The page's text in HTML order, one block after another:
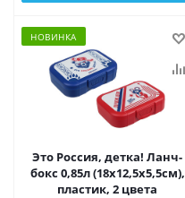
НОВИНКА
Это Россия, детка! Ланч-
бокс 0,85л (18х12,5х5,5см),
пластик, 2 цвета